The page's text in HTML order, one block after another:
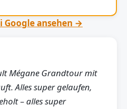
Google ansehen →
Mégane Grandtour mit
Alles super gelaufen,
– alles super